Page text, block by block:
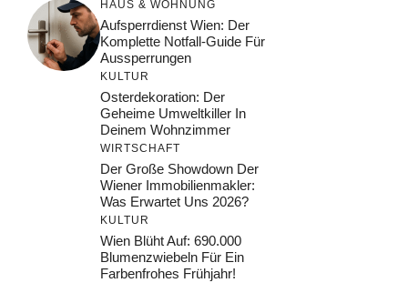
HAUS & WOHNUNG
Aufsperrdienst Wien: Der
Komplette Notfall-Guide Für
Aussperrungen
KULTUR
Osterdekoration: Der
Geheime Umweltkiller In
Deinem Wohnzimmer
WIRTSCHAFT
Der Große Showdown Der
Wiener Immobilienmakler:
Was Erwartet Uns 2026?
KULTUR
Wien Blüht Auf: 690.000
Blumenzwiebeln Für Ein
Farbenfrohes Frühjahr!